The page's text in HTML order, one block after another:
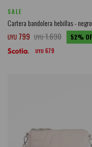
SALE
Cartera bandolera hebillas - negro
UYU 799 UYU1.690 52
UYU 679